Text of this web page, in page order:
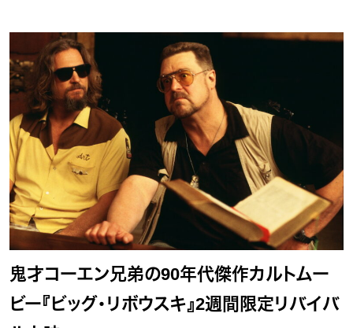
鬼才コーエン兄弟の90年代傑作カルトムー
ビー『ビッグ・リボウスキ』2週間限定リバイバ